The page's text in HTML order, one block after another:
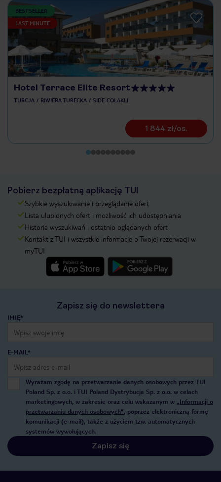
BESTSELLER
LAST MINUTE
Hotel Terrace Elite Resort
TURCJA RIWIERA TURECKA SIDE-COLAKLI
1 844 zł/os.
Pobierz bezpłatną aplikację TUI
Szybkie wyszukiwanie i przeglądanie ofert
Lista ulubionych ofert i możliwość ich udostępniania
Historia wyszukiwań i ostatnio oglądanych ofert
Kontakt z TUI i wszystkie informacje o Twojej rezerwacji w
myTUI
Zapisz się do newslettera
IMIĘ*
E-MAIL*
Wyrażam zgodę na przetwarzanie danych osobowych przez TUI
Poland Sp. z o.o. i TUI Poland Dystrybucja Sp. z o.o. w celach
marketingowych, w zakresie oraz celu wskazanym w „Informacji o
przetwarzaniu danych osobowych”, poprzez elektroniczną formę
komunikacji (e-mail), także z użyciem tzw. automatycznych
systemów wywołujących.
Zapisz się